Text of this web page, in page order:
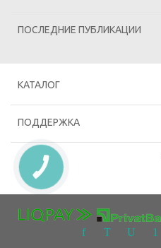
ПОСЛЕДНИЕ ПУБЛИКАЦИИ
КАТАЛОГ
ПОДДЕРЖКА
КНОПКА
ЗВ'ЯЗКУ